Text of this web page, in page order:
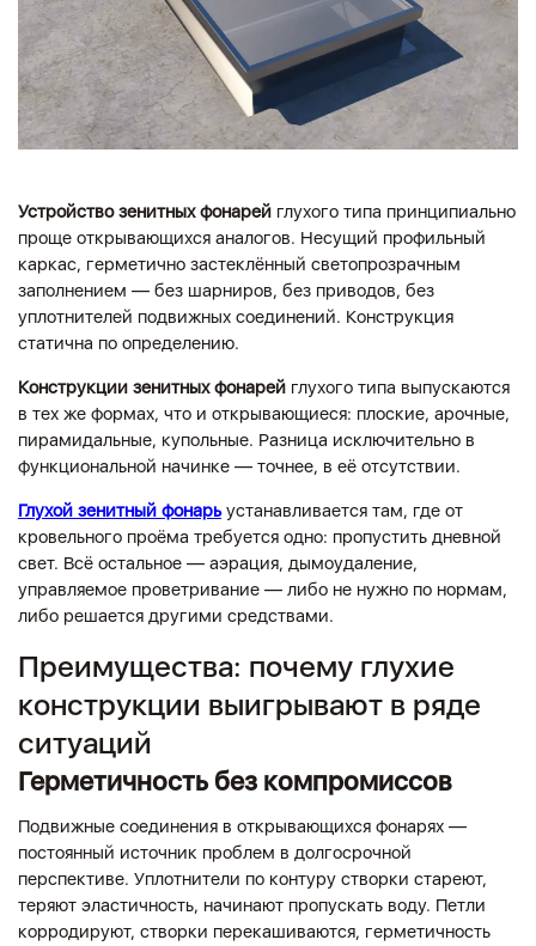
Устройство зенитных фонарей глухого типа принципиально
проще открывающихся аналогов. Несущий профильный
каркас, герметично застеклённый светопрозрачным
заполнением — без шарниров, без приводов, без
уплотнителей подвижных соединений. Конструкция
статична по определению.
Конструкции зенитных фонарей глухого типа выпускаются
в тех же формах, что и открывающиеся: плоские, арочные,
пирамидальные, купольные. Разница исключительно в
функциональной начинке — точнее, в её отсутствии.
Глухой зенитный фонарьустанавливается там, где от
кровельного проёма требуется одно: пропустить дневной
свет. Всё остальное — аэрация, дымоудаление,
управляемое проветривание — либо не нужно по нормам,
либо решается другими средствами.
Преимущества: почему глухие
конструкции выигрывают в ряде
ситуаций
Герметичность без компромиссов
Подвижные соединения в открывающихся фонарях —
постоянный источник проблем в долгосрочной
перспективе. Уплотнители по контуру створки стареют,
теряют эластичность, начинают пропускать воду. Петли
корродируют, створки перекашиваются, герметичность